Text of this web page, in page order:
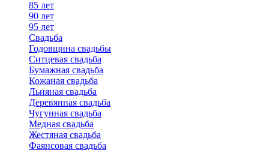
85 лет
90 лет
95 лет
Свадьба
Годовщина свадьбы
Ситцевая свадьба
Бумажная свадьба
Кожаная свадьба
Льняная свадьба
Деревянная свадьба
Чугунная свадьба
Медная свадьба
Жестяная свадьба
Фаянсовая свадьба